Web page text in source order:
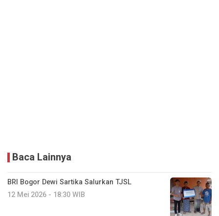
Baca Lainnya
BRI Bogor Dewi Sartika Salurkan TJSL
12 Mei 2026 - 18:30 WIB